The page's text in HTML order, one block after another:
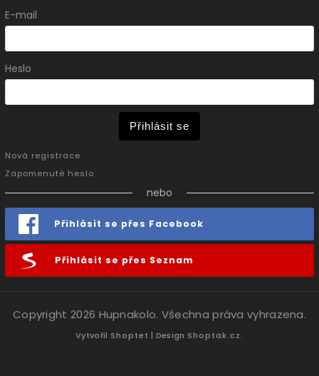
E-mail
Heslo
Přihlásit se
Nová registrace
Zapomenuté heslo
nebo
Přihlásit se přes Facebook
Přihlásit se přes Seznam
Copyright 2026 Hupnakolo. Všechna práva vyhrazena.
Vytvořil Shoptet | Design Shoptak.cz.